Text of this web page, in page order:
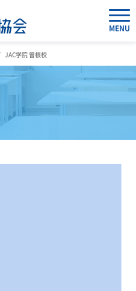
MENU
JAC学院 曽根校